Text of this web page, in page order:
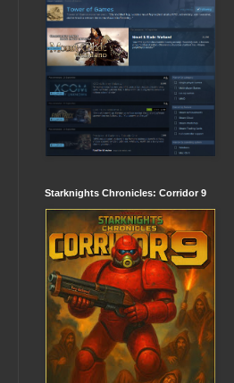
Starknights Chronicles: Corridor 9